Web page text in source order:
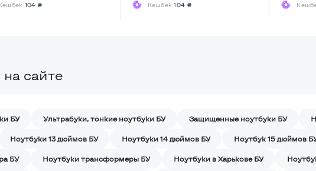
104 ₴ Кешбек104 ₴
сайте
БУ Ультрабуки, тонкие ноутбуки БУ Защищенные ноутбуки БУ
Ноутбуки 13 дюймов БУ Ноутбуки 14 дюймов БУ Ноутбук 15 дюймов
БУ Ноутбуки трансформеры БУ Ноутбуки в Харькове БУ